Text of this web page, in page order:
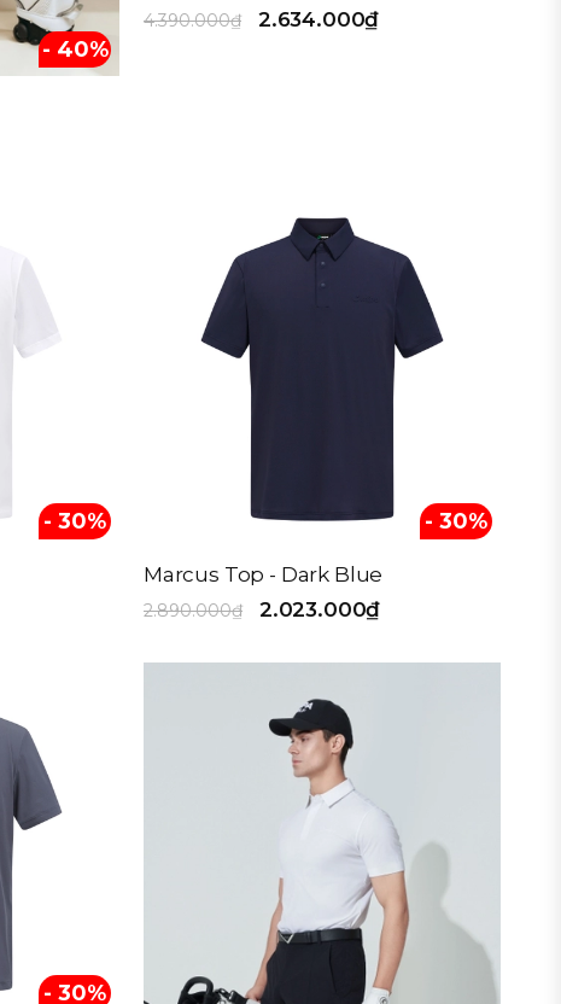
- 40%
4.390.000₫ 2.634.000₫
- 30% - 30%
Marcus Top - Dark Blue
2.890.000₫ 2.023.000₫
- 30%